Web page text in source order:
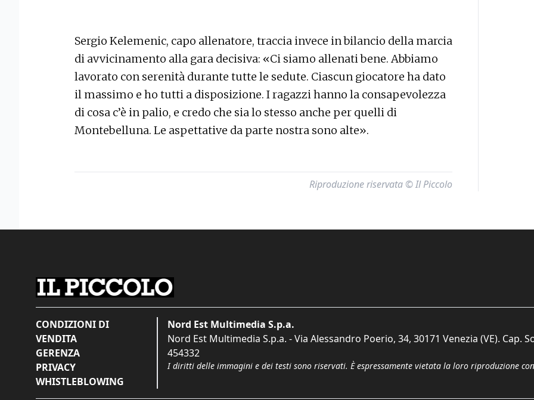
Sergio Kelemenic, capo allenatore, traccia invece in bilancio della marcia
di avvicinamento alla gara decisiva: «Ci siamo allenati bene. Abbiamo
lavorato con serenità durante tutte le sedute. Ciascun giocatore ha dato
il massimo e ho tutti a disposizione. I ragazzi hanno la consapevolezza
di cosa c’è in palio, e credo che sia lo stesso anche per quelli di
Montebelluna. Le aspettative da parte nostra sono alte».
Riproduzione riservata © Il Piccolo
CONDIZIONI DI
VENDITA
GERENZA
PRIVACY
WHISTLEBLOWING
Nord Est Multimedia S.p.a.
Nord Est Multimedia S.p.a. - Via Alessandro Poerio, 34, 30171 Venezia (VE). Cap.
454332
I diritti delle immagini e dei testi sono riservati. È espressamente vietata la loro riproduzione